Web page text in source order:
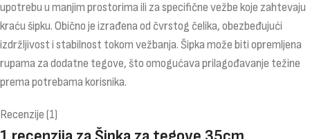
upotrebu u manjim prostorima ili za specifične vežbe koje zahtevaju
kraću šipku. Obično je izrađena od čvrstog čelika, obezbeđujući
izdržljivost i stabilnost tokom vežbanja. Šipka može biti opremljena
rupama za dodatne tegove, što omogućava prilagođavanje težine
prema potrebama korisnika.
Recenzije (1)